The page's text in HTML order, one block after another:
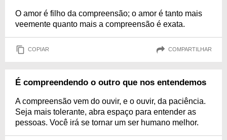
O amor é filho da compreensão; o amor é tanto mais
veemente quanto mais a compreensão é exata.
COPIAR COMPARTILHAR
É compreendendo o outro que nos entendemos
A compreensão vem do ouvir, e o ouvir, da paciência.
Seja mais tolerante, abra espaço para entender as
pessoas. Você irá se tornar um ser humano melhor.